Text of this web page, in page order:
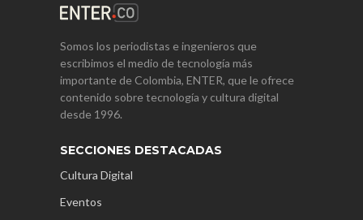
Somos los periodistas e ingenieros que
escribimos el medio de tecnología más
importante de Colombia, ENTER, que le ofrece
contenido sobre tecnología y cultura digital
desde 1996.
SECCIONES DESTACADAS
Cultura Digital
Eventos